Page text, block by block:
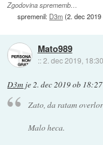
Zgodovina sprememb…
spremenil: D3m(2. dec
Mato989
::2. dec 2019, 18:30
D3m je2. dec 2019 ob 18:27
Zato, da ratam
Malo heca.